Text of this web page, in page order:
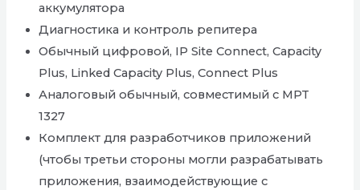
аккумулятора
Диагностика и контроль репитера
Обычный цифровой, IP Site Connect, Capacity
Plus, Linked Capacity Plus, Connect Plus
Аналоговый обычный, совместимый с MPT
1327
Комплект для разработчиков приложений
(чтобы третьи стороны могли разрабатывать
приложения, взаимодействующие с